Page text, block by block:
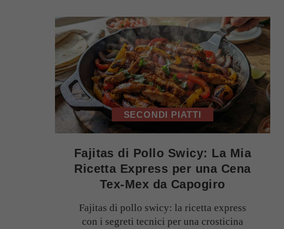
SECONDI PIATTI
Fajitas di Pollo Swicy: La Mia
Ricetta Express per una Cena
Tex-Mex da Capogiro
Fajitas di pollo swicy: la ricetta express
con i segreti tecnici per una crosticina